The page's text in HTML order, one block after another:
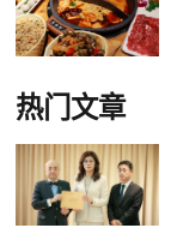
热门文章